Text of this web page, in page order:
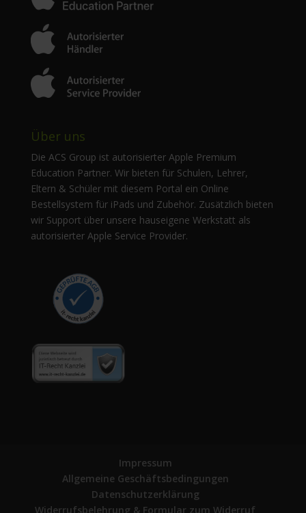
Über uns
Die ACS Group ist autorisierter Apple Premium
Education Partner. Wir bieten für Schulen, Lehrer,
Eltern & Schüler mit diesem Portal ein Online
Bestellsystem für iPads und Zubehör. Zusätzlich bieten
wir Support über unsere hauseigene Werkstatt als
autorisierter Apple Service Provider.
Impressum
Allgemeine Geschäftsbedingungen
Datenschutzerklärung
Widerrufsbelehrung & Formular zum Widerruf